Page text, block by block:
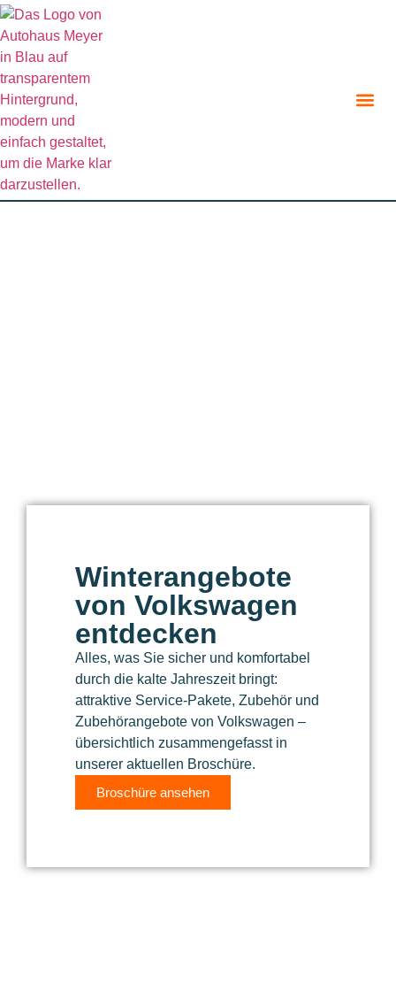
Winterangebote
von Volkswagen
entdecken
Alles, was Sie sicher und komfortabel
durch die kalte Jahreszeit bringt:
attraktive Service-Pakete, Zubehör und
Zubehörangebote von Volkswagen –
übersichtlich zusammengefasst in
unserer aktuellen Broschüre.
Broschüre ansehen